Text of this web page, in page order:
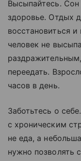
Высыпайтесь. Сон
здоровье. Отдых
восстановиться и
человек не
переедать.
часов в день.
Заботьтесь о
с хроническим
не еда, а
нужно позволять